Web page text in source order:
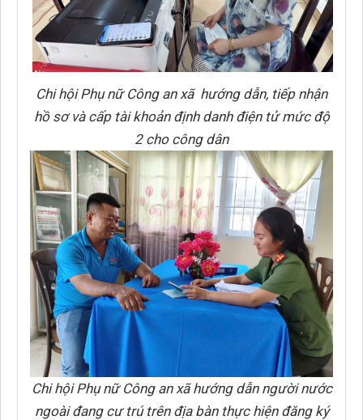
Chi hội Phụ nữ Công an xã hướng dẫn, tiếp nhận
hồ sơ và cấp tài khoản định danh điện tử mức độ
2 cho công dân
Chi hội Phụ nữ Công an xã hướng dẫn người nước
ngoài đang cư trú trên địa bàn thực hiện đăng ký